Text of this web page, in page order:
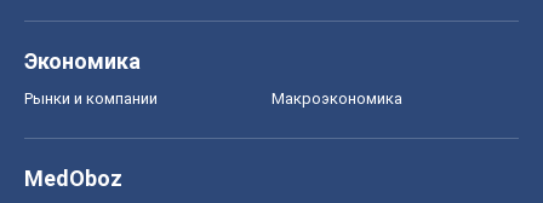
Экономика
Рынки и компании Mакроэкономика
MedOboz